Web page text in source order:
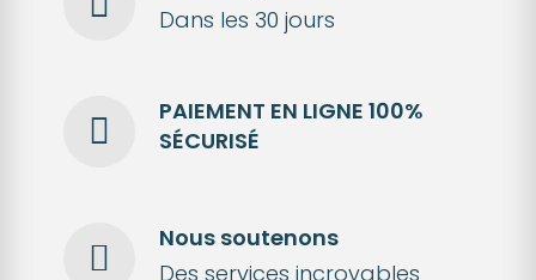
Dans les 30 jours
PAIEMENT EN LIGNE 100%
SÉCURISÉ
Nous soutenons
Des services incroyables